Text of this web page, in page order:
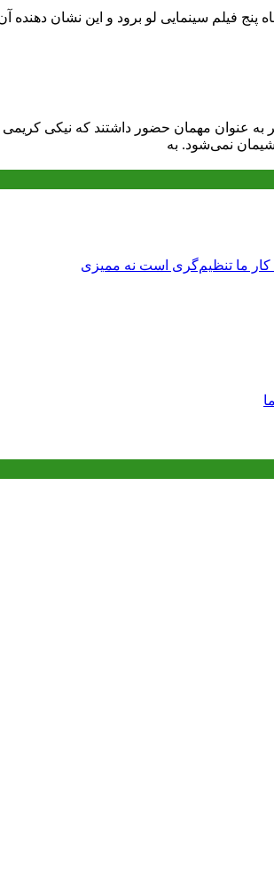
ریاست هیچ رییسی بر سازمان سینمایی اصلا چنین اتفاقی به این شدت رخ نداده بود که در
به عنوان مهمان حضور داشتند که نیکی کریمی
نمی‌شود. به
کار ما تنظیم‌گری است نه ممیزی